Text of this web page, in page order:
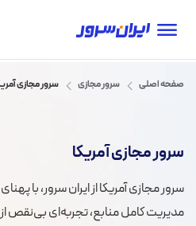
صفحه اصلی سرور مجازی سرور مجازی
سرور مجازی آمریکا
سرور مجازی آمریکا از ایران سرور، با
مدیریت کامل منابع، تجربه‌ای بی‌نقص